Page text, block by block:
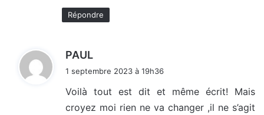
Répondre
PAUL
:
1 septembre 2023 à 19h36
Voilà tout est dit et même écrit! Mais
croyez moi rien ne va changer ,il ne s’agit